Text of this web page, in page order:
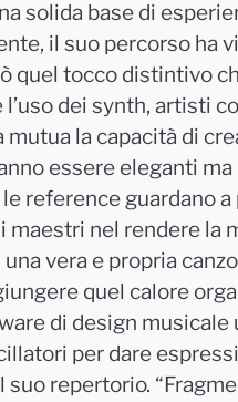
solida base di
il suo percorso ha
quel tocco distintivo
dei synth, artisti
la capacità di
essere eleganti
reference guardano
maestri nel rendere la
vera e propria
quel calore
di design musicale
per dare
repertorio.